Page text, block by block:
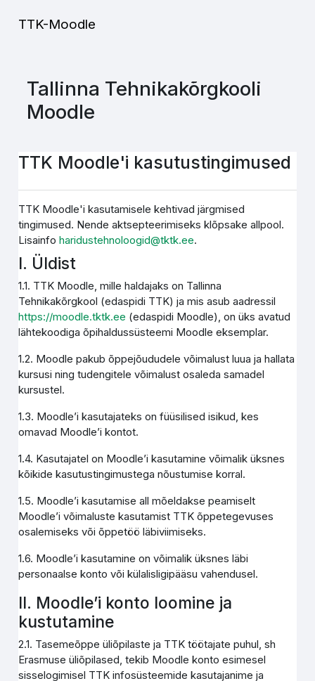
TTK-Moodle
Tallinna Tehnikakõrgkooli
Moodle
TTK Moodle'i kasutustingimused
TTK Moodle'i kasutamisele kehtivad järgmised
tingimused. Nende aktsepteerimiseks klõpsake allpool.
Lisainfoharidustehnoloogid@tktk.ee.
I. Üldist
1.1. TTK Moodle, mille haldajaks on Tallinna
Tehnikakõrgkool (edaspidi TTK) ja mis asub aadressil
https://moodle.tktk.ee (edaspidi Moodle), on üks avatud
lähtekoodiga õpihaldussüsteemi Moodle eksemplar.
1.2. Moodle pakub õppejõududele võimalust luua ja hallata
kursusi ning tudengitele võimalust osaleda samadel
kursustel.
1.3. Moodle’i kasutajateks on füüsilised isikud, kes
omavad Moodle’i kontot.
1.4. Kasutajatel on Moodle’i kasutamine võimalik üksnes
kõikide kasutustingimustega nõustumise korral.
1.5. Moodle’i kasutamise all mõeldakse peamiselt
Moodle’i võimaluste kasutamist TTK õppetegevuses
osalemiseks või õppetöö läbiviimiseks.
1.6. Moodle’i kasutamine on võimalik üksnes läbi
personaalse konto või külalisligipääsu vahendusel.
II. Moodle’i konto loomine ja
kustutamine
2.1. Tasemeõppe üliõpilaste ja TTK töötajate puhul, sh
Erasmuse üliõpilased, tekib Moodle konto esimesel
sisselogimisel TTK infosüsteemide kasutajanime ja